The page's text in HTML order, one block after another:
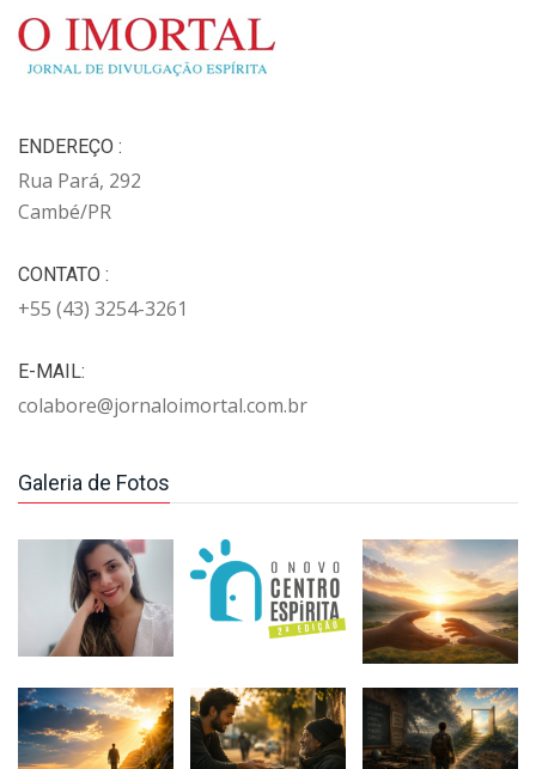
ENDEREÇO :
Rua Pará, 292
Cambé/PR
CONTATO :
+55 (43) 3254-3261
E-MAIL:
colabore@jornaloimortal.com.br
Galeria de Fotos